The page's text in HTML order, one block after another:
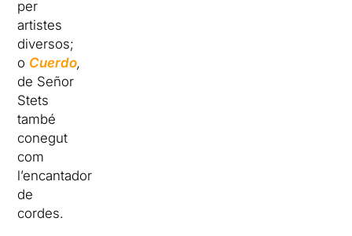
per
artistes
diversos;
o Cuerdo,
de Señor
Stets
també
conegut
com
l’encantador
de
cordes.